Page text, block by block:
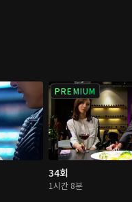
PREMIUM
34회
1시간 8분